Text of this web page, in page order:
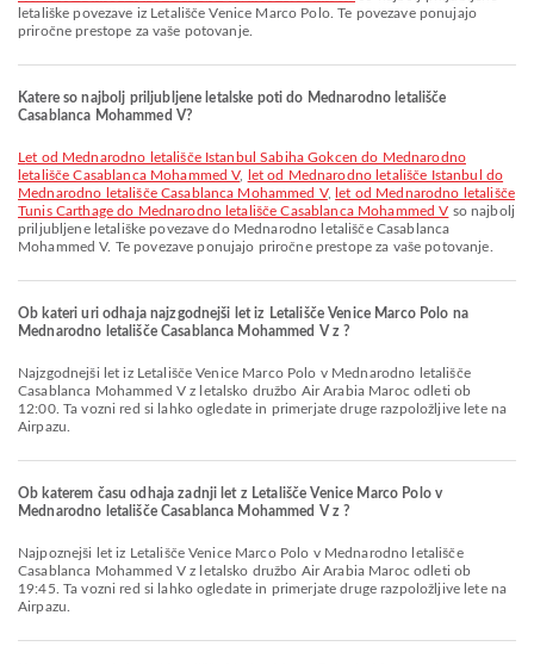
letališke povezave iz Letališče Venice Marco Polo. Te povezave ponujajo
priročne prestope za vaše potovanje.
Katere so najbolj priljubljene letalske poti do Mednarodno letališče
Casablanca Mohammed V?
let od Mednarodno letališče Istanbul Sabiha Gokcen do Mednarodno
letališče Casablanca Mohammed V,
let od Mednarodno letališče Istanbul do
Mednarodno letališče Casablanca Mohammed V,
let od Mednarodno letališče
Tunis Carthage do Mednarodno letališče Casablanca Mohammed V so najbolj
priljubljene letališke povezave do Mednarodno letališče Casablanca
Mohammed V. Te povezave ponujajo priročne prestope za vaše potovanje.
Ob kateri uri odhaja najzgodnejši let iz Letališče Venice Marco Polo na
Mednarodno letališče Casablanca Mohammed V z ?
Najzgodnejši let iz Letališče Venice Marco Polo v Mednarodno letališče
Casablanca Mohammed V z letalsko družbo Air Arabia Maroc odleti ob
12:00. Ta vozni red si lahko ogledate in primerjate druge razpoložljive lete na
Airpazu.
Ob katerem času odhaja zadnji let z Letališče Venice Marco Polo v
Mednarodno letališče Casablanca Mohammed V z ?
Najpoznejši let iz Letališče Venice Marco Polo v Mednarodno letališče
Casablanca Mohammed V z letalsko družbo Air Arabia Maroc odleti ob
19:45. Ta vozni red si lahko ogledate in primerjate druge razpoložljive lete na
Airpazu.